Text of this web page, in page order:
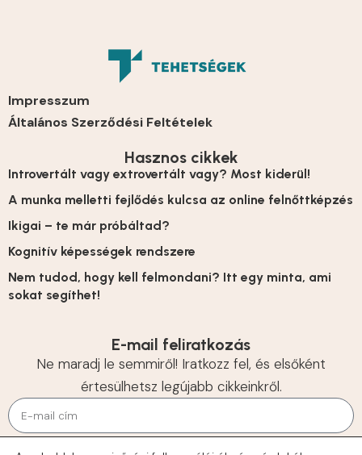
Impresszum
Általános Szerződési Feltételek
Hasznos cikkek
Introvertált vagy extrovertált vagy? Most kiderül!
A munka melletti fejlődés kulcsa az online felnőttképzés
Ikigai – te már próbáltad?
Kognitív képességek rendszere
Nem tudod, hogy kell felmondani? Itt egy minta, ami
sokat segíthet!
E-mail feliratkozás
Ne maradj le semmiről! Iratkozz fel, és elsőként
értesülhetsz legújabb cikkeinkről.